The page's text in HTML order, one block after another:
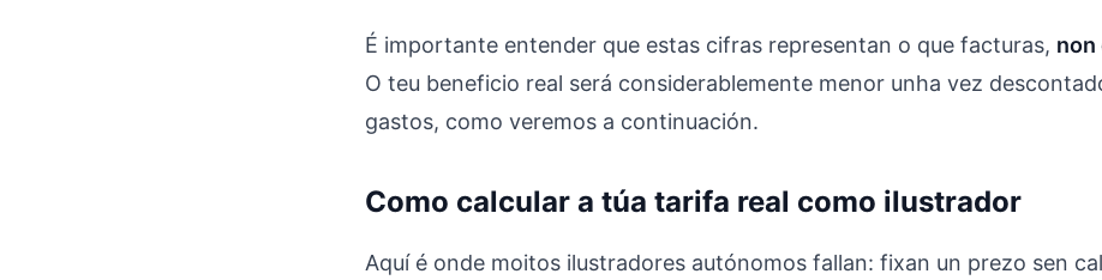
É importante entender que estas cifras representan o que facturas, non
O teu beneficio real será considerablemente menor unha vez
gastos, como veremos a continuación.
Como calcular a túa tarifa real como ilustrador
Aquí é onde moitos ilustradores autónomos fallan: fixan un prezo sen